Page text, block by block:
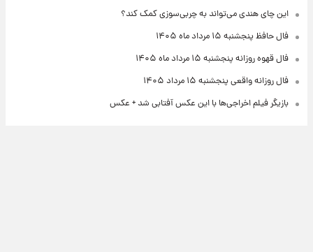
این چای هندی می‌تواند به چربی‌سوزی کمک کند؟
فال حافظ پنجشنبه ۱۵ مرداد ماه ۱۴۰۵
فال قهوه روزانه پنجشنبه ۱۵ مرداد ماه ۱۴۰۵
فال روزانه واقعی پنجشنبه ۱۵ مرداد ۱۴۰۵
بازیگر فیلم اخراجی‌ها با این عکس آفتابی شد + عکس